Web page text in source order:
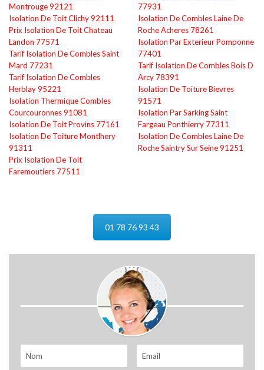
Montrouge 92121
Isolation De Toit Clichy 92111
Prix Isolation De Toit Chateau
Landon 77571
Tarif Isolation De Combles Saint
Mard 77231
Tarif Isolation De Combles
Herblay 95221
Isolation Thermique Combles
Courcouronnes 91081
Isolation De Toit Provins 77161
Isolation De Toiture Montlhery
91311
Prix Isolation De Toit
Faremoutiers 77511
77931
Isolation De Combles Laine De
Roche Acheres 78261
Isolation Par Exterieur Pomponne
77401
Tarif Isolation De Combles Bois D
Arcy 78391
Isolation De Toiture Bievres
91571
Isolation Par Sarking Saint
Fargeau Ponthierry 77311
Isolation De Combles Laine De
Roche Saintry Sur Seine 91251
01 78 76 93 43